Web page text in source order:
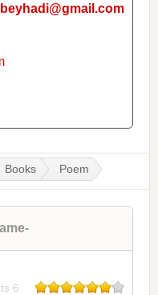
Books Poem
6